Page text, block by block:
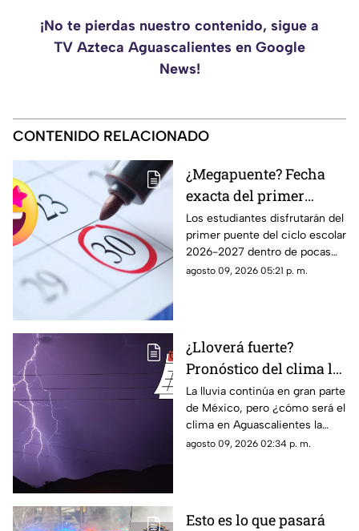
¡No te pierdas nuestro contenido, sigue a
TV Azteca Aguascalientes en Google
News!
CONTENIDO RELACIONADO
¿Megapuente? Fecha
exacta del primer
puente del ciclo escolar
2026-2027 en
Aguascalientes
Los estudiantes disfrutarán del
primer puente del ciclo escolar
2026-2027 dentro de pocas
semanas; te contamos la fecha
agosto 09, 2026 05:21 p. m.
¿Lloverá fuerte?
Pronóstico del clima la
semana del 10 al 15 de
agosto en
Aguascalientes
La lluvia continúa en gran parte
de México, pero ¿cómo será el
clima en Aguascalientes la
semana del 10 al 15 de agosto?
agosto 09, 2026 02:34 p. m.
Esto es lo que pasará